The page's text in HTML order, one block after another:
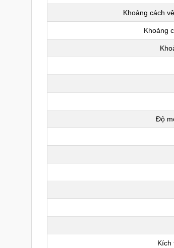
Khoảng cách
Khoảng
Độ
Kích